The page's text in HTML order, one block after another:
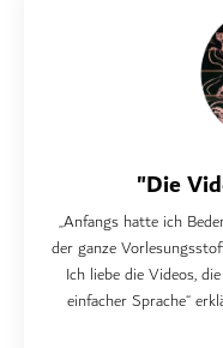
"Die
„Anfangs hatte ich
der ganze
Ich liebe die Videos,
einfacher Sprache“